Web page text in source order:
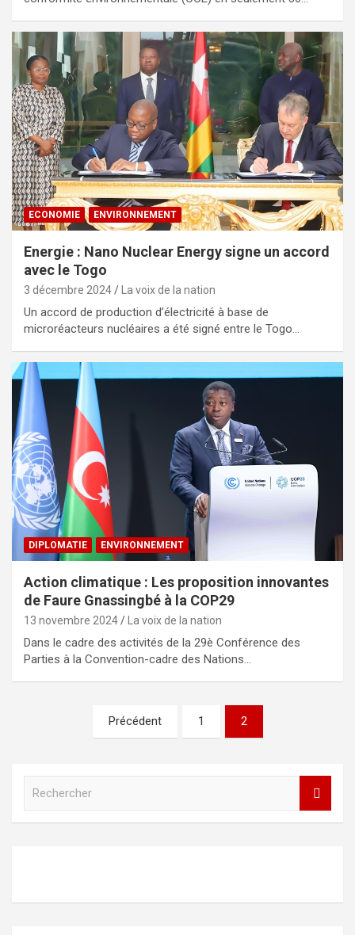
ECONOMIE ENVIRONNEMENT
Energie : Nano Nuclear Energy signe un accord
avec le Togo
3 décembre 2024 La voix de la nation
Un accord de production d’électricité à base de
microréacteurs nucléaires a été signé entre le Togo…
DIPLOMATIE ENVIRONNEMENT
Action climatique : Les proposition innovantes
de Faure Gnassingbé à la COP29
13 novembre 2024 La voix de la nation
Dans le cadre des activités de la 29è Conférence des
Parties à la Convention-cadre des Nations…
Précédent 1 2
h